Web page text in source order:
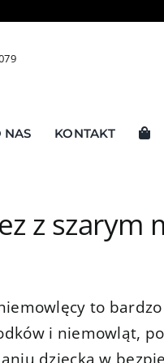
NAS KONTAKT
z szarym
to
i niemowląt,